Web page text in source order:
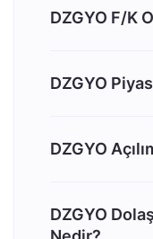
DZGYO F/K
DZGYO
DZGYO
DZGYO